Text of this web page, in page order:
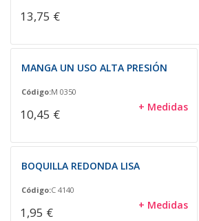
13,75 €
MANGA UN USO ALTA PRESIÓN
Código:M 0350
10,45 € + Medidas
BOQUILLA REDONDA LISA
Código:C 4140
1,95 € + Medidas